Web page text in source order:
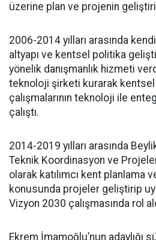
üzerine plan ve projenin
2006-2014 yılları arasında
altyapı ve kentsel politika
yönelik danışmanlık hizmeti
teknoloji şirketi kurarak kentsel
çalışmalarının teknoloji ile
çalıştı.
2014-2019 yılları arasında
Teknik Koordinasyon ve
olarak katılımcı kent planlama
konusunda projeler geliştirip
Vizyon 2030 çalışmasında rol
Ekrem İmamoğlu’nun adaylığı